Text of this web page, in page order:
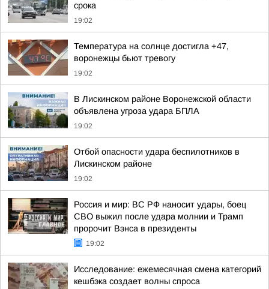
срока
19:02
Температура на солнце достигла +47,
воронежцы бьют тревогу
19:02
В Лискинском районе Воронежской области
объявлена угроза удара БПЛА
19:02
Отбой опасности удара беспилотников в
Лискинском районе
19:02
Россия и мир: ВС РФ наносит удары, боец
СВО выжил после удара молнии и Трамп
пророчит Вэнса в президенты
19:02
Исследование: ежемесячная смена категорий
кешбэка создает волны спроса